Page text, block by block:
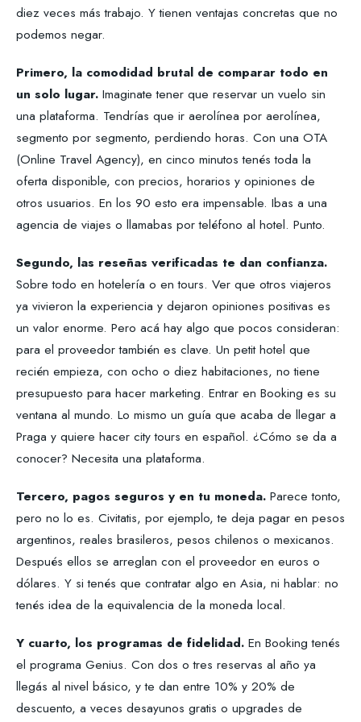
diez veces más trabajo. Y tienen ventajas concretas que no
podemos negar.
Primero, la comodidad brutal de comparar todo en
un solo lugar. Imaginate tener que reservar un vuelo sin
una plataforma. Tendrías que ir aerolínea por aerolínea,
segmento por segmento, perdiendo horas. Con una OTA
(Online Travel Agency), en cinco minutos tenés toda la
oferta disponible, con precios, horarios y opiniones de
otros usuarios. En los 90 esto era impensable. Ibas a una
agencia de viajes o llamabas por teléfono al hotel. Punto.
Segundo, las reseñas verificadas te dan confianza.
Sobre todo en hotelería o en tours. Ver que otros viajeros
ya vivieron la experiencia y dejaron opiniones positivas es
un valor enorme. Pero acá hay algo que pocos consideran:
para el proveedor también es clave. Un petit hotel que
recién empieza, con ocho o diez habitaciones, no tiene
presupuesto para hacer marketing. Entrar en Booking es su
ventana al mundo. Lo mismo un guía que acaba de llegar a
Praga y quiere hacer city tours en español. ¿Cómo se da a
conocer? Necesita una plataforma.
Tercero, pagos seguros y en tu moneda. Parece tonto,
pero no lo es. Civitatis, por ejemplo, te deja pagar en pesos
argentinos, reales brasileros, pesos chilenos o mexicanos.
Después ellos se arreglan con el proveedor en euros o
dólares. Y si tenés que contratar algo en Asia, ni hablar: no
tenés idea de la equivalencia de la moneda local.
Y cuarto, los programas de fidelidad. En Booking tenés
el programa Genius. Con dos o tres reservas al año ya
llegás al nivel básico, y te dan entre 10% y 20% de
descuento, a veces desayunos gratis o upgrades de